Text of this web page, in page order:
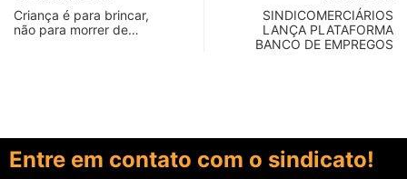
Criança é para brincar,
não para morrer de…
SINDICOMERCIÁRIOS
LANÇA PLATAFORMA
BANCO DE EMPREGOS
Entre em contato com o sindicato!